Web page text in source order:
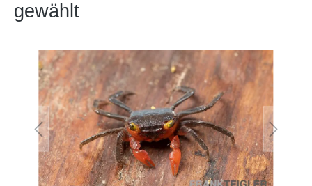
gewählt
Bildergalerie überspringen